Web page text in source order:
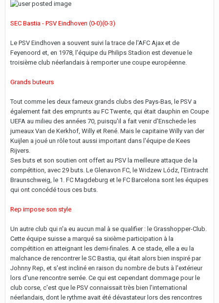
SEC Bastia - PSV Eindhoven (0-0)(0-3)
Le PSV Eindhoven a souvent suivi la trace de l'AFC Ajax et de
Feyenoord et, en 1978, l'équipe du Philips Stadion est devenue le
troisième club néerlandais à remporter une coupe européenne.
Grands buteurs
Tout comme les deux fameux grands clubs des Pays-Bas, le PSV a
également fait des emprunts au FC Twente, qui était dauphin en Coupe
UEFA au milieu des années 70, puisqu'il a fait venir d'Enschede les
jumeaux Van de Kerkhof, Willy et René. Mais le capitaine Willy van der
Kuijlen a joué un rôle tout aussi important dans l'équipe de Kees
Rijvers.
Ses buts et son soutien ont offert au PSV la meilleure attaque de la
compétition, avec 29 buts. Le Glenavon FC, le Widzew Lódz, l'Eintracht
Braunschweig, le 1. FC Magdeburg et le FC Barcelona sont les équipes
qui ont concédé tous ces buts.
Rep impose son style
Un autre club qui n'a eu aucun mal à se qualifier : le Grasshopper-Club.
Cette équipe suisse a marqué sa sixième participation à la
compétition en atteignant les demi-finales. A ce stade, elle a eu la
malchance de rencontrer le SC Bastia, qui était alors bien inspiré par
Johnny Rep, et s'est incliné en raison du nombre de buts à l'extérieur
lors d'une rencontre serrée. Ce qui est cependant dommage pour le
club corse, c'est que le PSV connaissait très bien l'international
néerlandais, dont le rythme avait été dévastateur lors des rencontres